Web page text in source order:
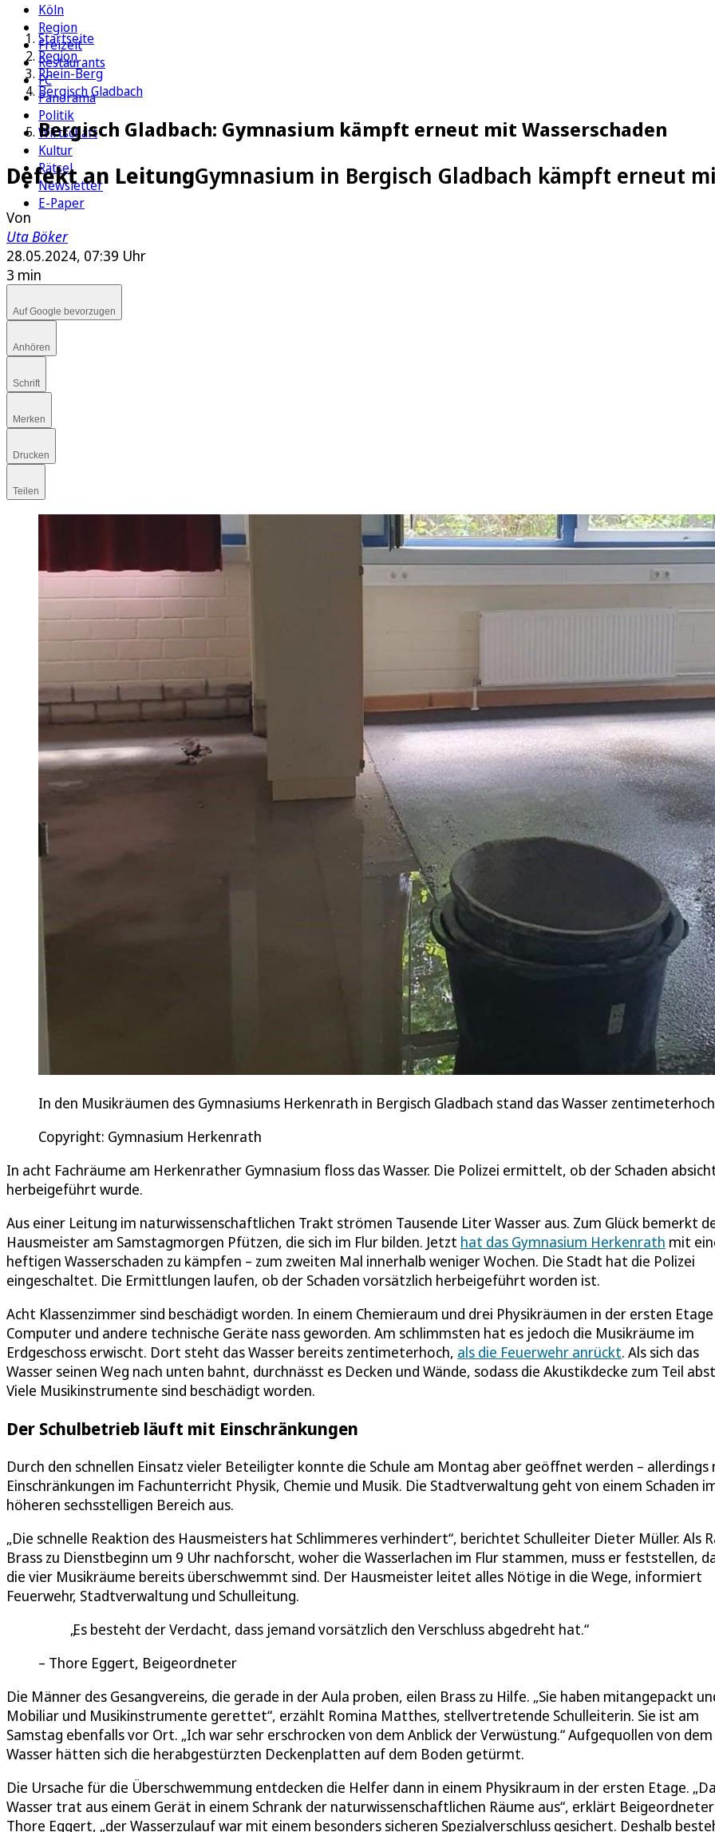
Köln
Region
Freizeit
Restaurants
FC
Panorama
Politik
Wirtschaft
Kultur
Rätsel
Newsletter
E-Paper
Startseite
Region
Rhein-Berg
Bergisch Gladbach
Bergisch Gladbach: Gymnasium kämpft erneut mit Wasserschaden
Defekt an LeitungGymnasium in Bergisch Gladbach kämpft erneut
Von
Uta Böker
28.05.2024, 07:39 Uhr
3 min
Auf Google bevorzugen
Anhören
Schrift
Merken
Drucken
Teilen
In den Musikräumen des Gymnasiums Herkenrath in Bergisch Gladbach stand das Wasser
Copyright: Gymnasium Herkenrath
In acht Fachräume am Herkenrather Gymnasium floss das Wasser. Die Polizei ermittelt, ob der Schaden
herbeigeführt wurde.
Aus einer Leitung im naturwissenschaftlichen Trakt strömen Tausende Liter Wasser aus. Zum Glück bemerkt
Hausmeister am Samstagmorgen Pfützen, die sich im Flur bilden. Jetzt hat das Gymnasium Herkenrath mit
heftigen Wasserschaden zu kämpfen – zum zweiten Mal innerhalb weniger Wochen. Die Stadt hat die Polizei
eingeschaltet. Die Ermittlungen laufen, ob der Schaden vorsätzlich herbeigeführt worden ist.
Acht Klassenzimmer sind beschädigt worden. In einem Chemieraum und drei Physikräumen in der ersten
Computer und andere technische Geräte nass geworden. Am schlimmsten hat es jedoch die Musikräume im
Erdgeschoss erwischt. Dort steht das Wasser bereits zentimeterhoch, als die Feuerwehr anrückt. Als sich das
Wasser seinen Weg nach unten bahnt, durchnässt es Decken und Wände, sodass die Akustikdecke zum Teil
Viele Musikinstrumente sind beschädigt worden.
Der Schulbetrieb läuft mit Einschränkungen
Durch den schnellen Einsatz vieler Beteiligter konnte die Schule am Montag aber geöffnet werden – allerdings
Einschränkungen im Fachunterricht Physik, Chemie und Musik. Die Stadtverwaltung geht von einem Schaden
höheren sechsstelligen Bereich aus.
„Die schnelle Reaktion des Hausmeisters hat Schlimmeres verhindert“, berichtet Schulleiter Dieter Müller. Als
Brass zu Dienstbeginn um 9 Uhr nachforscht, woher die Wasserlachen im Flur stammen, muss er feststellen,
die vier Musikräume bereits überschwemmt sind. Der Hausmeister leitet alles Nötige in die Wege, informiert
Feuerwehr, Stadtverwaltung und Schulleitung.
Es besteht der Verdacht, dass jemand vorsätzlich den Verschluss abgedreht hat.
Thore Eggert, Beigeordneter
Die Männer des Gesangvereins, die gerade in der Aula proben, eilen Brass zu Hilfe. „Sie haben mitangepackt
Mobiliar und Musikinstrumente gerettet“, erzählt Romina Matthes, stellvertretende Schulleiterin. Sie ist am
Samstag ebenfalls vor Ort. „Ich war sehr erschrocken von dem Anblick der Verwüstung.“ Aufgequollen von dem
Wasser hätten sich die herabgestürzten Deckenplatten auf dem Boden getürmt.
Die Ursache für die Überschwemmung entdecken die Helfer dann in einem Physikraum in der ersten Etage.
Wasser trat aus einem Gerät in einem Schrank der naturwissenschaftlichen Räume aus“, erklärt Beigeordneter
Thore Eggert, „der Wasserzulauf war mit einem besonders sicheren Spezialverschluss gesichert. Deshalb